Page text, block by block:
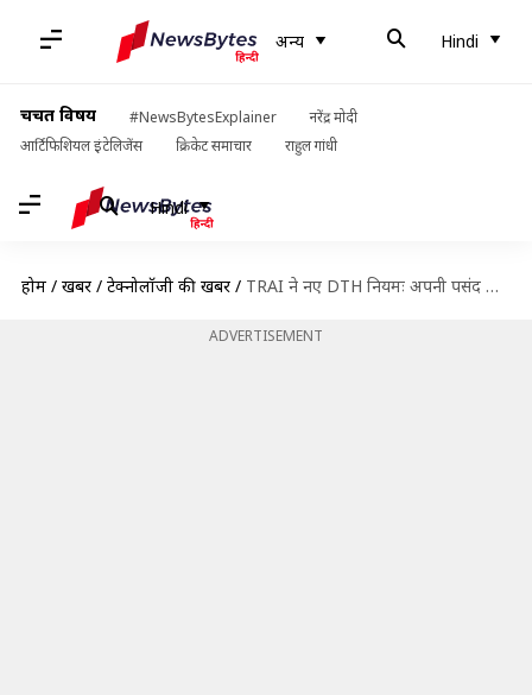
अन्य Hindi
चर्चित विषय #NewsBytesExplainer
नरेंद्र मोदी
आर्टिफिशियल इंटेलिजेंस
क्रिकेट समाचार राहुल गांधी
Hindi
होम / खबरें / टेक्नोलॉजी की खबरें / TRAI ने नए DTH नियमः अपनी पसंद के चैनल चुनकर ऐसे बनाएं बेस्ट पैक, बचेंगे पैसे
ADVERTISEMENT